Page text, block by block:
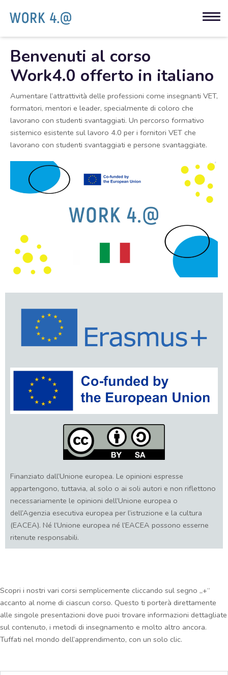
Benvenuti al corso
Work4.0 offerto in italiano
Aumentare l’attrattività delle professioni come insegnanti VET,
formatori, mentori e leader, specialmente di coloro che
lavorano con studenti svantaggiati. Un percorso formativo
sistemico esistente sul lavoro 4.0 per i fornitori VET che
lavorano con studenti svantaggiati e persone svantaggiate.
Finanziato dall’Unione europea. Le opinioni espresse
appartengono, tuttavia, al solo o ai soli autori e non riflettono
necessariamente le opinioni dell’Unione europea o
dell’Agenzia esecutiva europea per l’istruzione e la cultura
(EACEA). Né l’Unione europea né l’EACEA possono esserne
ritenute responsabili.
Scopri i nostri vari corsi semplicemente cliccando sul segno „+“
accanto al nome di ciascun corso. Questo ti porterà direttamente
alle singole presentazioni dove puoi trovare informazioni dettagliate
sul contenuto, i metodi di insegnamento e molto altro ancora.
Tuffati nel mondo dell’apprendimento, con un solo clic.